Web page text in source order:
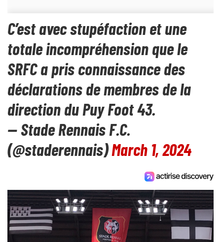
C’est avec stupéfaction et une
totale incompréhension que le
SRFC a pris connaissance des
déclarations de membres de la
direction du Puy Foot 43.
— Stade Rennais F.C.
(@staderennais)March 1, 2024